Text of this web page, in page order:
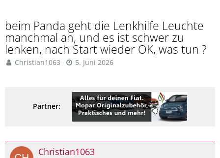
beim Panda geht die Lenkhilfe Leuchte
manchmal an, und es ist schwer zu
lenken, nach Start wieder OK, was tun ?
Christian1063 5. Juni 2026
Partner:
Christian1063